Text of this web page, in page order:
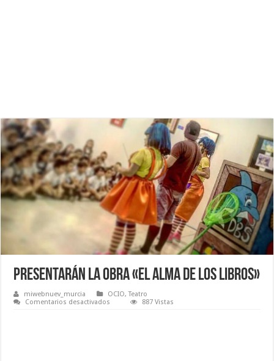
Presentarán la obra «El alma de los libros»
miwebnuev_murcia OCIO,Teatro
Comentarios desactivados
887 Vistas